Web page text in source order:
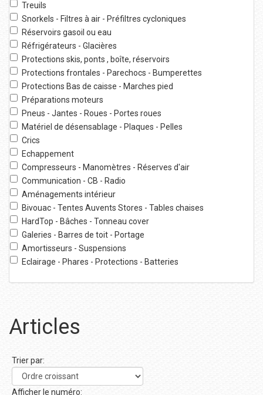
Treuils
Snorkels - Filtres à air - Préfiltres cycloniques
Réservoirs gasoil ou eau
Réfrigérateurs - Glacières
Protections skis, ponts , boîte, réservoirs
Protections frontales - Parechocs - Bumperettes
Protections Bas de caisse - Marches pied
Préparations moteurs
Pneus - Jantes - Roues - Portes roues
Matériel de désensablage - Plaques - Pelles
Crics
Echappement
Compresseurs - Manomètres - Réserves d'air
Communication - CB - Radio
Aménagements intérieur
Bivouac - Tentes Auvents Stores - Tables chaises
HardTop - Bâches - Tonneau cover
Galeries - Barres de toit - Portage
Amortisseurs - Suspensions
Eclairage - Phares - Protections - Batteries
Articles
Trier par:
Afficher le numéro: